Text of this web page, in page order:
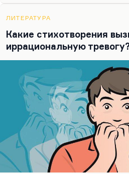
Такое в семьдесят, что ли,
шестьдесят восьмом. Я от
вижу двенадцатый век»уже
бить…
ЛИТЕРАТУРА
Какие стихотворения
иррациональную